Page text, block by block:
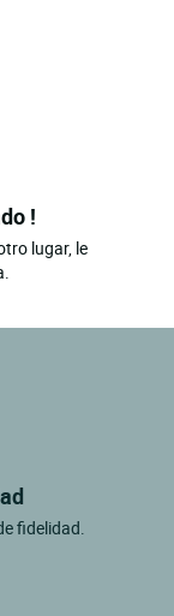
!
lugar, le
fidelidad.